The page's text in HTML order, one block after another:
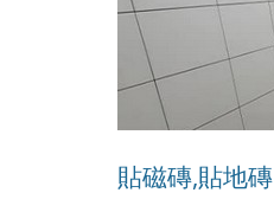
貼磁磚,貼地磚